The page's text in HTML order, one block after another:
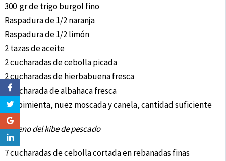
300 gr de trigo burgol fino
Raspadura de 1/2 naranja
Raspadura de 1/2 limón
2 tazas de aceite
2 cucharadas de cebolla picada
2 cucharadas de hierbabuena fresca
1 cucharada de albahaca fresca
Sal pimienta, nuez moscada y canela, cantidad suficiente
Relleno del kibe de pescado
7 cucharadas de cebolla cortada en rebanadas finas